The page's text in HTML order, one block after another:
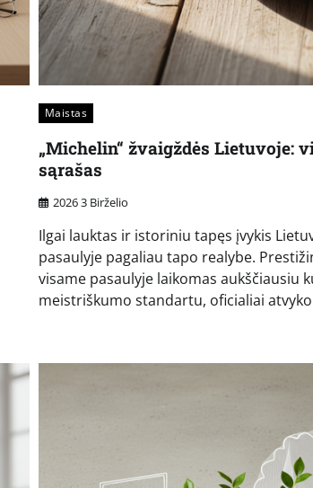
Maistas
„Michelin“ žvaigždės Lietuvoje:
sąrašas
2026 3 Birželio
Ilgai lauktas ir istoriniu tapęs įvykis
pasaulyje pagaliau tapo realybe.
visame pasaulyje laikomas aukščiausiu
meistriškumo standartu, oficialiai